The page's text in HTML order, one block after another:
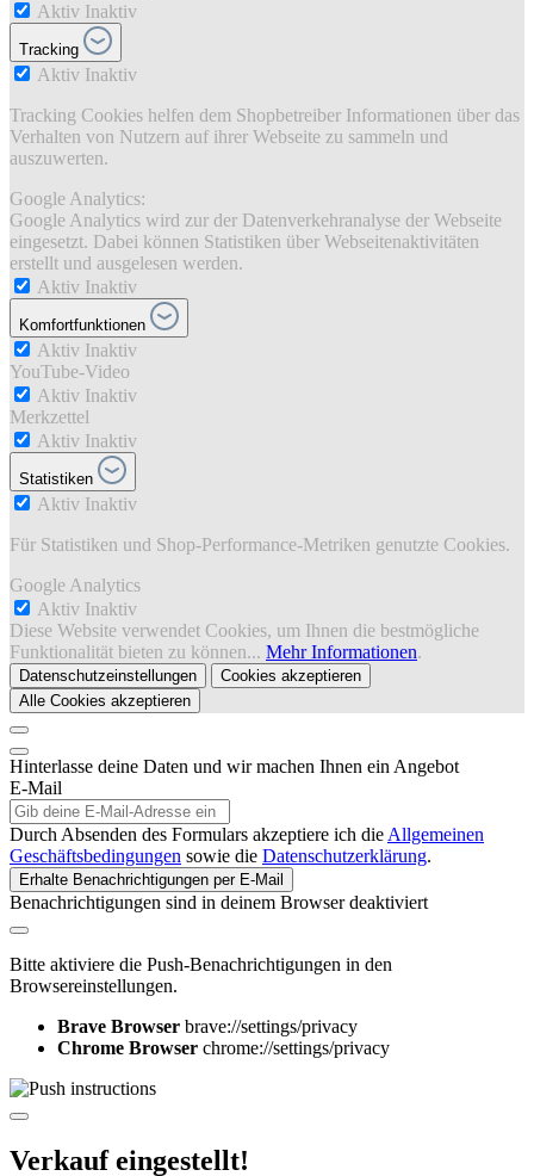
Aktiv Inaktiv
Tracking
Aktiv Inaktiv
Tracking Cookies helfen dem Shopbetreiber Informationen über das
Verhalten von Nutzern auf ihrer Webseite zu sammeln und
auszuwerten.
Google Analytics:
Google Analytics wird zur der Datenverkehranalyse der Webseite
eingesetzt. Dabei können Statistiken über Webseitenaktivitäten
erstellt und ausgelesen werden.
Aktiv Inaktiv
Komfortfunktionen
Aktiv Inaktiv
YouTube-Video
Aktiv Inaktiv
Merkzettel
Aktiv Inaktiv
Statistiken
Aktiv Inaktiv
Für Statistiken und Shop-Performance-Metriken genutzte Cookies.
Google Analytics
Aktiv Inaktiv
Diese Website verwendet Cookies, um Ihnen die bestmögliche
Funktionalität bieten zu können... Mehr Informationen.
Datenschutzeinstellungen
Cookies akzeptieren
Alle Cookies akzeptieren
Hinterlasse deine Daten und wir machen Ihnen ein Angebot
E-Mail
Durch Absenden des Formulars akzeptiere ich die Allgemeinen
Geschäftsbedingungen sowie die Datenschutzerklärung.
Erhalte Benachrichtigungen per E-Mail
Benachrichtigungen sind in deinem Browser deaktiviert
Bitte aktiviere die Push-Benachrichtigungen in den
Browsereinstellungen.
Brave Browser brave://settings/privacy
Chrome Browser chrome://settings/privacy
Verkauf eingestellt!